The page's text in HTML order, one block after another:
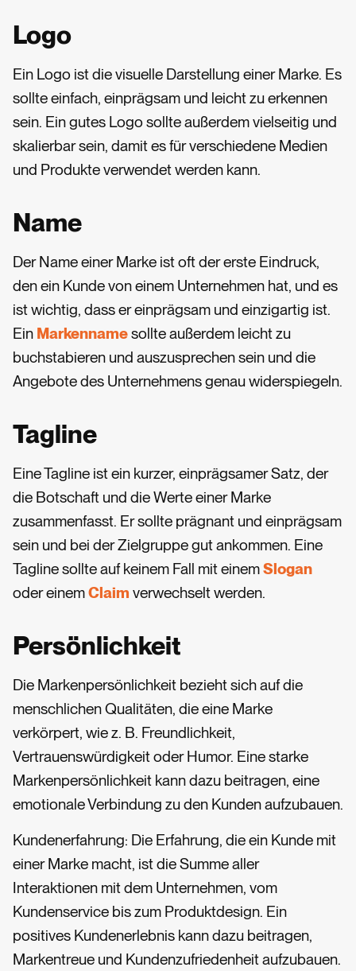
Logo
Ein Logo ist die visuelle Darstellung einer Marke. Es
sollte einfach, einprägsam und leicht zu erkennen
sein. Ein gutes Logo sollte außerdem vielseitig und
skalierbar sein, damit es für verschiedene Medien
und Produkte verwendet werden kann.
Name
Der Name einer Marke ist oft der erste Eindruck,
den ein Kunde von einem Unternehmen hat, und es
ist wichtig, dass er einprägsam und einzigartig ist.
Ein Markennamesollte außerdem leicht zu
buchstabieren und auszusprechen sein und die
Angebote des Unternehmens genau widerspiegeln.
Tagline
Eine Tagline ist ein kurzer, einprägsamer Satz, der
die Botschaft und die Werte einer Marke
zusammenfasst. Er sollte prägnant und einprägsam
sein und bei der Zielgruppe gut ankommen. Eine
Tagline sollte auf keinem Fall mit einemSlogan
oder einemClaim verwechselt werden.
Persönlichkeit
Die Markenpersönlichkeit bezieht sich auf die
menschlichen Qualitäten, die eine Marke
verkörpert, wie z. B. Freundlichkeit,
Vertrauenswürdigkeit oder Humor. Eine starke
Markenpersönlichkeit kann dazu beitragen, eine
emotionale Verbindung zu den Kunden aufzubauen.
Kundenerfahrung: Die Erfahrung, die ein Kunde mit
einer Marke macht, ist die Summe aller
Interaktionen mit dem Unternehmen, vom
Kundenservice bis zum Produktdesign. Ein
positives Kundenerlebnis kann dazu beitragen,
Markentreue und Kundenzufriedenheit aufzubauen.